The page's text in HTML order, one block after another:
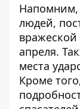
Напомним,
людей,
апреля.
места
Кроме